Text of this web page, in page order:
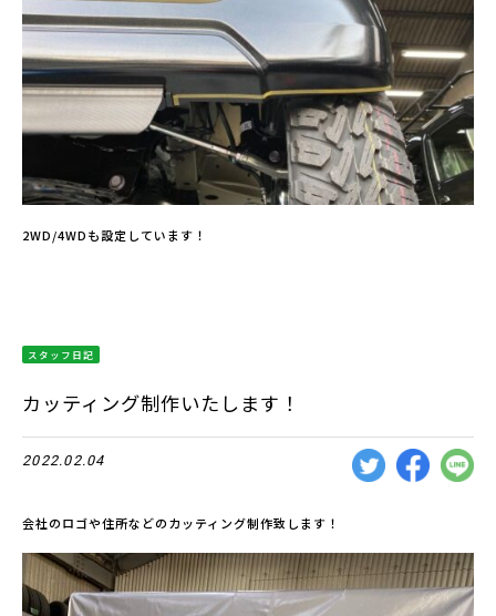
2WD/4WDも設定しています！
スタッフ日記
カッティング制作いたします！
2022.02.04
会社のロゴや住所などのカッティング制作致します！